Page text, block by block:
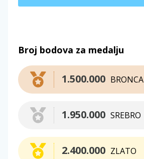
Broj bodova za medalju
BRONCA
1.500.000
SREBRO
1.950.000
ZLATO
2.400.000